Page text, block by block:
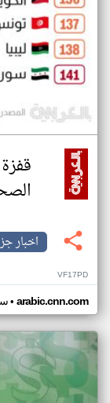
اخبار
VF17PD
• arabic.cnn.com